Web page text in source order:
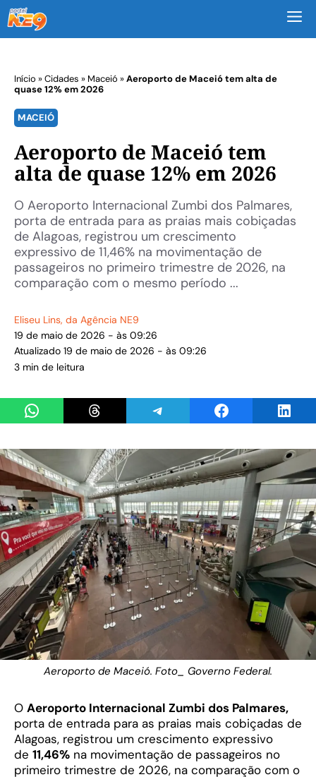
Início »Cidades » Maceió »Aeroporto de Maceió tem alta de
quase 12% em 2026
MACEIÓ
Aeroporto de Maceió tem
alta de quase 12% em 2026
O Aeroporto Internacional Zumbi dos Palmares,
porta de entrada para as praias mais cobiçadas
de Alagoas, registrou um crescimento
expressivo de 11,46% na movimentação de
passageiros no primeiro trimestre de 2026, na
comparação com o mesmo período ...
Eliseu Lins, da Agência NE9
19 de maio de 2026 - às 09:26
Atualizado 19 de maio de 2026 - às 09:26
3 min de leitura
Share on WhatsAppShare on ThreadsShare on TelegramShare on Facebook
Aeroporto de Maceió. Foto_ Governo Federal.
O Aeroporto Internacional Zumbi dos Palmares,
porta de entrada para as praias mais cobiçadas de
Alagoas, registrou um crescimento expressivo
de 11,46% na movimentação de passageiros no
primeiro trimestre de 2026, na comparação com o